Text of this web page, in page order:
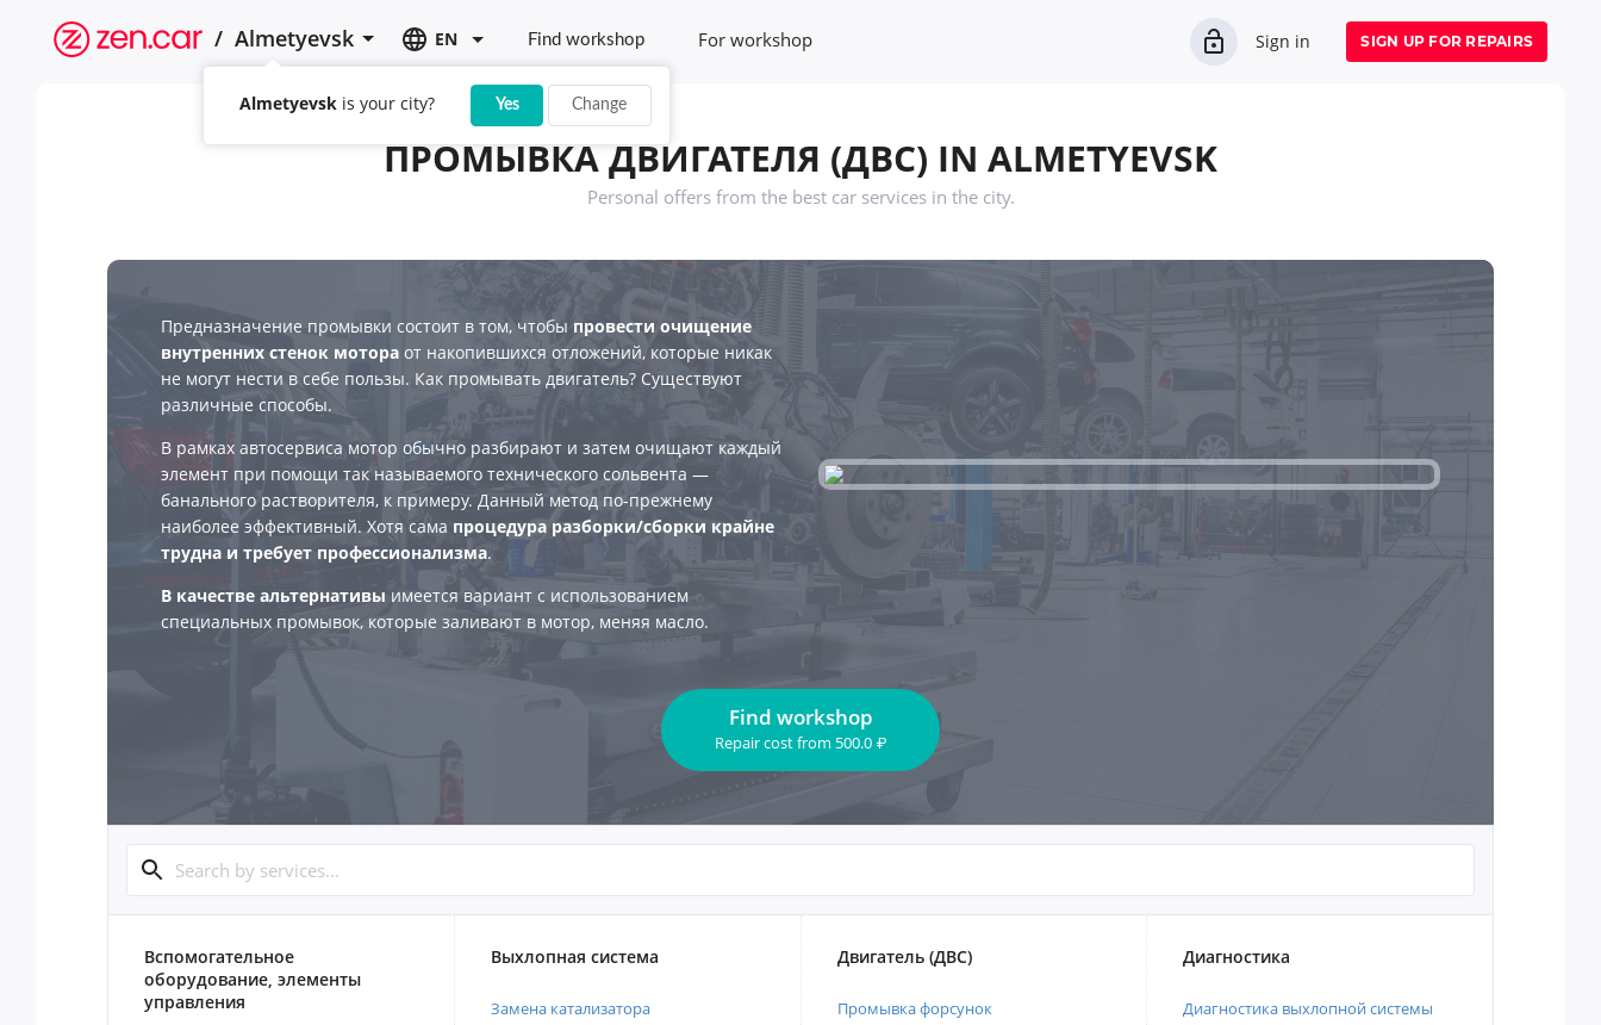
/ Almetyevsk
Almetyevsk is your city? Yes Change
EN Find workshop For workshop Sign in SIGN UP FOR REPAIRS
ПРОМЫВКА ДВИГАТЕЛЯ (ДВС) IN ALMETYEVSK
Personal offers from the best car services in the city.
Предназначение промывки состоит в том, чтобы провести очищение
внутренних стенок мотора от накопившихся отложений, которые никак
не могут нести в себе пользы. Как промывать двигатель? Существуют
различные способы.
В рамках автосервиса мотор обычно разбирают и затем очищают каждый
элемент при помощи так называемого технического сольвента —
банального растворителя, к примеру. Данный метод по-прежнему
наиболее эффективный. Хотя сама процедура разборки/сборки крайне
трудна и требует профессионализма.
В качестве альтернативы имеется вариант с использованием
специальных промывок, которые заливают в мотор, меняя масло.
Find workshop
Repair costfrom 500.0 ₽
Вспомогательное
оборудование, элементы
управления
Выхлопная система
Замена катализатора
Двигатель (ДВС)
Промывка форсунок
Диагностика
Диагностика выхлопной системы